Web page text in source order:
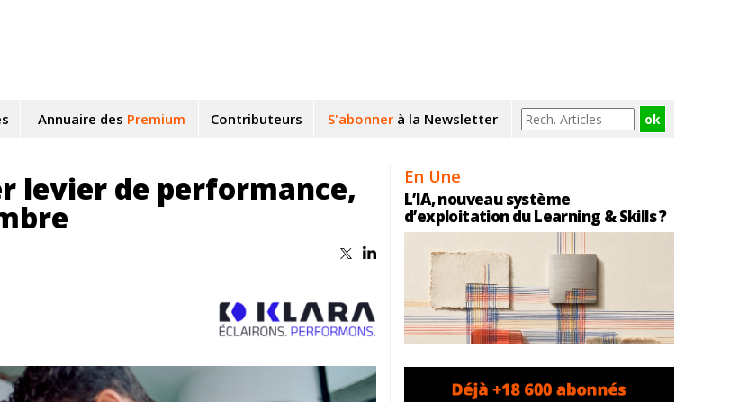
Annuaire des Premium Contributeurs S'abonner à la Newsletter
levier de performance, En Une
L’IA, nouveau système
d’exploitation du Learning & Skills ?